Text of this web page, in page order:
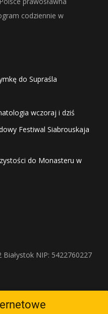
codziennie w
do Supraśla
wczoraj i dziś
Festiwal Siabrouskaja
do Monasteru w
NIP: 5422760227